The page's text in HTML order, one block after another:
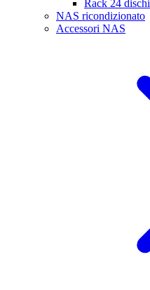
Rack 24 dischi
NAS ricondizionato
Accessori NAS